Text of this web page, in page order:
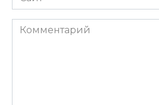
Комментарий